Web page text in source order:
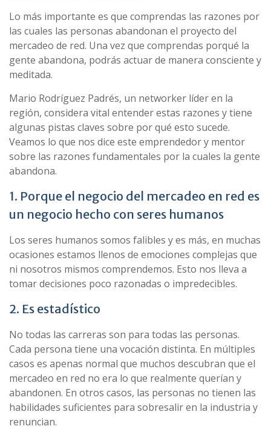
Lo más importante es que comprendas las razones por
las cuales las personas abandonan el proyecto del
mercadeo de red. Una vez que comprendas porqué la
gente abandona, podrás actuar de manera consciente y
meditada.
Mario Rodríguez Padrés, un networker líder en la
región, considera vital entender estas razones y tiene
algunas pistas claves sobre por qué esto sucede.
Veamos lo que nos dice este emprendedor y mentor
sobre las razones fundamentales por la cuales la gente
abandona.
1. Porque el negocio del mercadeo en red es
un negocio hecho con seres humanos
Los seres humanos somos falibles y es más, en muchas
ocasiones estamos llenos de emociones complejas que
ni nosotros mismos comprendemos. Esto nos lleva a
tomar decisiones poco razonadas o impredecibles.
2. Es estadístico
No todas las carreras son para todas las personas.
Cada persona tiene una vocación distinta. En múltiples
casos es apenas normal que muchos descubran que el
mercadeo en red no era lo que realmente querían y
abandonen. En otros casos, las personas no tienen las
habilidades suficientes para sobresalir en la industria y
renuncian.